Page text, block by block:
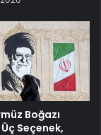
Boğazı
Seçenek,